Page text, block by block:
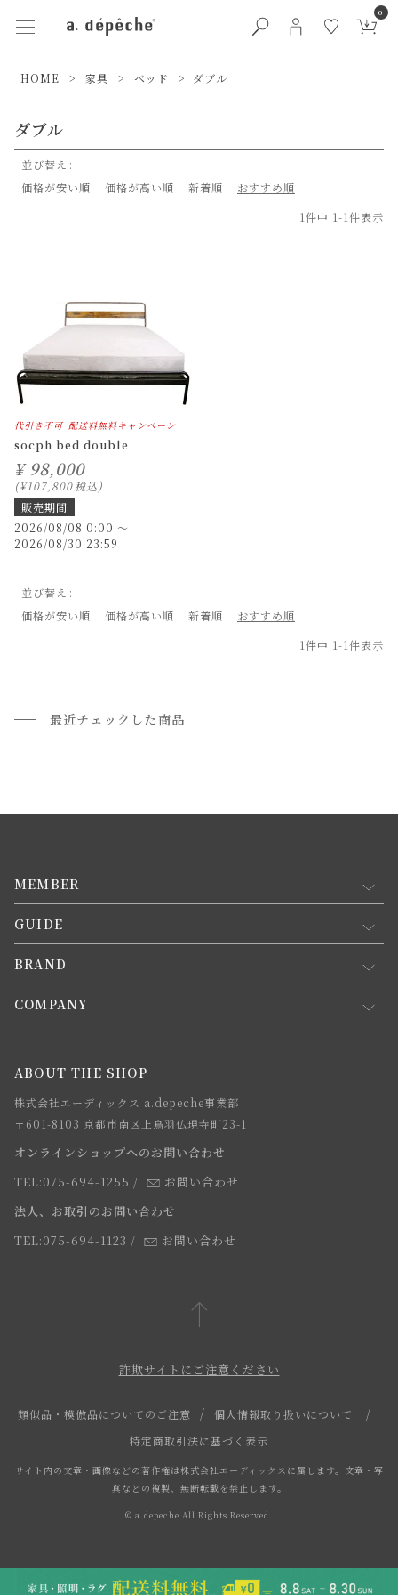
0
HOME 家具 ベッド ダブル
ダブル
並び替え
価格が安い順
価格が高い順 新着順
おすすめ順
1件中 1-1件表示
代引き不可 配送料無料キャンペーン
socph bed double
¥ 98,000
¥107,800税込
販売期間
2026/08/08 0:00 〜
2026/08/30 23:59
並び替え
価格が安い順
価格が高い順 新着順
おすすめ順
1件中 1-1件表示
最近チェックした商品
MEMBER
マイページ
新規会員登録
会員規約について
GUIDE
お買い物ガイド
会員登録について
お支払方法について
お届けについて
よくあるご質問
BRAND
コンセプト
webカタログ
COMPANY
店舗一覧
求人情報
法人のお客様
スタッフ
ABOUT THE SHOP
株式会社エーディックス a.depeche事業部
〒601-8103 京都市南区上鳥羽仏現寺町23-1
オンラインショップへのお問い合わせ
TEL:075-694-1255 /
お問い合わせ
法人、お取引のお問い合わせ
TEL:075-694-1123 / お問い合わせ
詐欺サイトにご注意ください
類似品・模倣品についてのご注意
個人情報取り扱いについて
特定商取引法に基づく表示
サイト内の文章・画像などの著作権は株式会社エーディックスに属します。文章・写
真などの複製、無断転載を禁止します。
© a.depeche All Rights Reserved.